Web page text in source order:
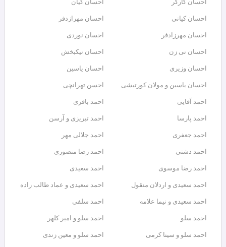
احسان کارگر احسان کیان
احسان کیانی احسان مهرازدفر
احسان مهرزادفر احسان نوردی
احسان نی زن احسان نیکبخش
احسان وزیری احسان یاسین
احسان یاسین و مولان کورتیشی احسن تهرانچی
احمد آقایی احمد باقری
احمد پارسا احمد تبریزی و آرسن
احمد جعفری احمد جلالی مهر
احمد دشتی احمد رضا منصوری
احمد رضا موسوی احمد سعیدی
احمد سعیدی و اردلان منقول احمد سعیدی و عماد طالب زاده
احمد سعیدی و نیما علامه احمد سلفی
احمد سلو احمد سلو و امیر کلهر
احمد سلو و سینا کرمی احمد سلو و معین زندی